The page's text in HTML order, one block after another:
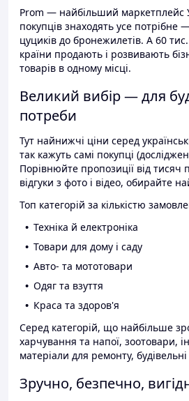
Prom — найбільший маркетплейс
покупців знаходять усе потрібне
цуциків до бронежилетів. А 60 тис.
країни продають і розвивають
товарів в одному місці.
Великий вибір — для
потреби
Тут найнижчі ціни серед
так кажуть самі покупці
Порівнюйте пропозиції від тисяч
відгуки з фото і відео, обирайте
Топ категорій за кількістю
Техніка й електроніка
Товари для дому і саду
Авто- та мототовари
Одяг та взуття
Краса та здоров'я
Серед категорій, що найбільше
харчування та напої, зоотовари,
матеріали для ремонту,
Зручно, безпечно,